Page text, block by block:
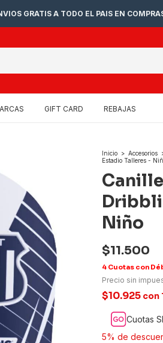
GRATIS A TODO EL PAIS EN
GIFT CARD REBAJAS
Inicio > Accesorios
Estadio Talleres -
Niño
$11.500
Precio sin
$10.925 con
Cuotas
5% de